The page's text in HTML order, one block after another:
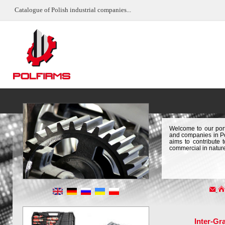
Catalogue of Polish industrial companies...
Welcome to our
and companies in
aims to contribute
commercial in
Inter-